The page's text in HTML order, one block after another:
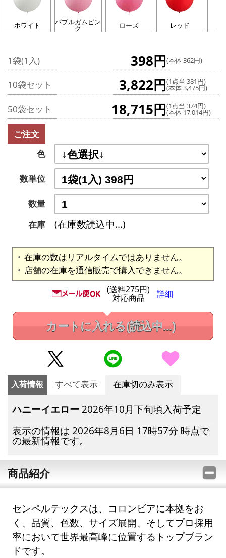
ホワイト バブルガムピン
ク ローズ レッド
1袋(1入) 398円(本体 362円)
10袋セット 3,822円(1点当 381円)
(本体 3,475円)
50袋セット 18,715円(1点当 374円)
(本体 17,014円)
ご注文
色
数単位
数量
在庫
(在庫数読込中...)
在庫の数はリアルタイムではありません。
店舗の在庫を通信販売で購入できません。
(送料275円)
対応商品 詳細
カートに入れる(読込中...)
入荷情報 すべて表示 在庫切のみ表示
ハニーイエロー 2026年10月下旬頃入荷予定
表示の情報は 2026年8月6日 17時57分 時点で
の最新情報です。
商品紹介
センペルテックスは、コロンビアに本拠をお
く、品質、色数、サイズ展開、そしてプロ採用
率において世界最高峰に位置するトップブラン
ドです。